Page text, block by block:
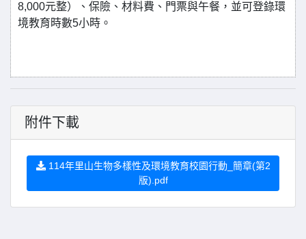
8,000元整）、保險、材料費、門票與午餐，並可登錄環
境教育時數5小時。
附件下載
114年里山生物多樣性及環境教育校園行動_簡章(第2
版).pdf